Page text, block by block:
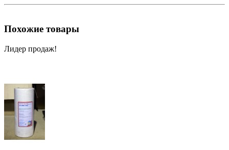
Похожие товары
Лидер продаж!